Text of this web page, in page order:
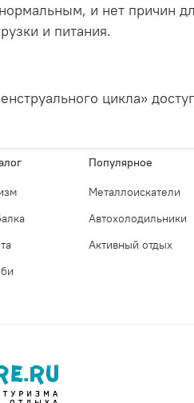
и нет причин
и питания.
цикла»
Популярное
Металлоискатели
Автохолодильники
Активный отдых